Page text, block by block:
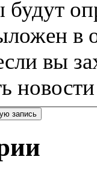
на
в
вы